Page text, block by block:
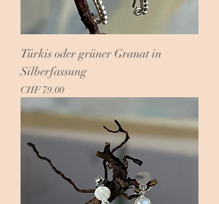
Türkis oder grüner Granat in
Silberfassung
Preis
CHF 79.00